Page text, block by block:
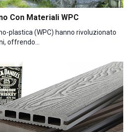
Con Materiali WPC
plastica (WPC) hanno rivoluzionato
offrendo...